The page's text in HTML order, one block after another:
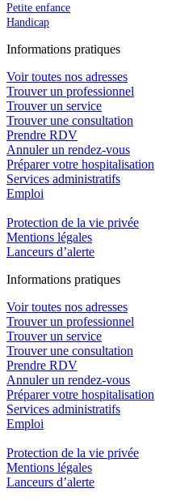
Petite enfance
Handicap
Informations pratiques
Voir toutes nos adresses
Trouver un professionnel
Trouver un service
Trouver une consultation
Prendre RDV
Annuler un rendez-vous
Préparer votre hospitalisation
Services administratifs
Emploi​
Protection de la vie privée
Mentions légales
Lanceurs d’alerte
Informations pratiques
Voir toutes nos adresses
Trouver un professionnel
Trouver un service
Trouver une consultation
Prendre RDV
Annuler un rendez-vous
Préparer votre hospitalisation
Services administratifs
Emploi​
Protection de la vie privée
Mentions légales
Lanceurs d’alerte